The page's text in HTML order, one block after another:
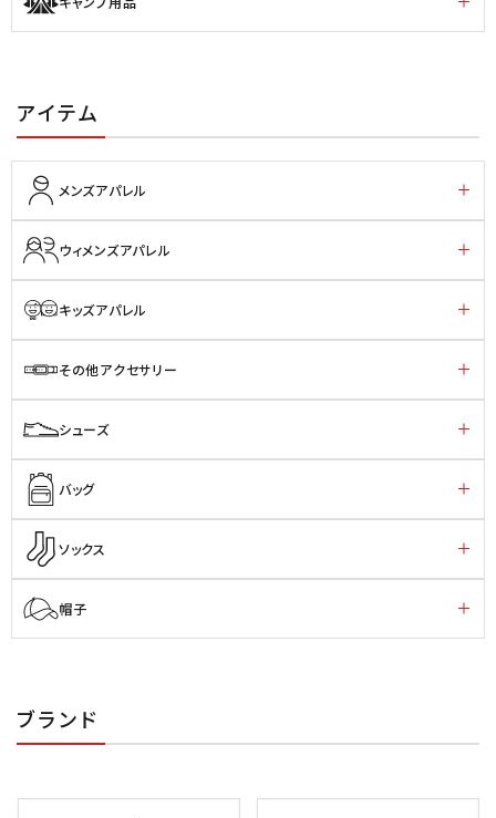
アイテム
メンズアパレル
ウィメンズアパレル
キッズアパレル
その他アクセサリー
シューズ
バッグ
ソックス
帽子
ブランド